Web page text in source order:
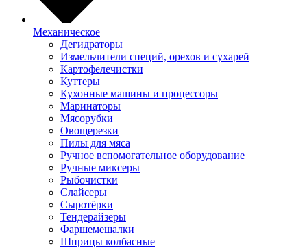
Механическое
Дегидраторы
Измельчители специй, орехов и сухарей
Картофелечистки
Куттеры
Кухонные машины и процессоры
Маринаторы
Мясорубки
Овощерезки
Пилы для мяса
Ручное вспомогательное оборудование
Ручные миксеры
Рыбочистки
Слайсеры
Сыротёрки
Тендерайзеры
Фаршемешалки
Шприцы колбасные